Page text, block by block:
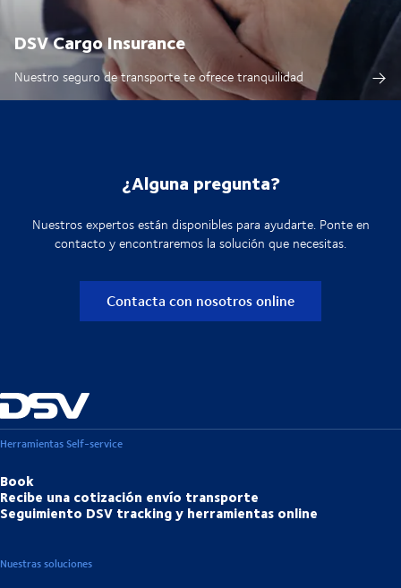
DSV Cargo Insurance
Nuestro seguro de transporte te ofrece tranquilidad
¿Alguna pregunta?
Nuestros expertos están disponibles para ayudarte. Ponte en
contacto y encontraremos la solución que necesitas.
Contacta con nosotros online
Herramientas Self-service
Book
Recibe una cotización envío transporte
Seguimiento DSV tracking y herramientas online
Nuestras soluciones